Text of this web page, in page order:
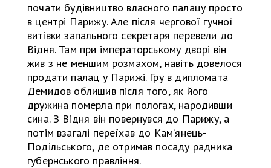
почати будівництво власного палацу просто
в центрі Парижу. Але після чергової гучної
витівки запального секретаря перевели до
Відня. Там при імператорському дворі він
жив з не меншим розмахом, навіть довелося
продати палац у Парижі. Гру в дипломата
Демидов облишив після того, як його
дружина померла при пологах, народивши
сина. З Відня він повернувся до Парижу, а
потім взагалі переїхав до Кам’янець-
Подільського, де отримав посаду радника
губернського правління.